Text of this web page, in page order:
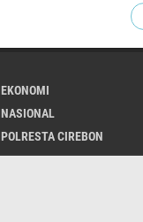
EKONOMI
NASIONAL
POLRESTA CIREBON